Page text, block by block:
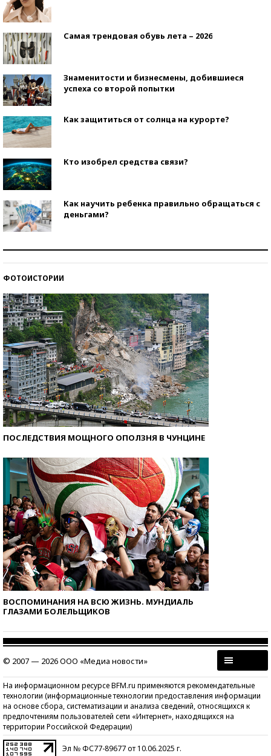
Самая трендовая обувь лета – 2026
Знаменитости и бизнесмены, добившиеся
успеха со второй попытки
Как защититься от солнца на курорте?
Кто изобрел средства связи?
Как научить ребенка правильно обращаться с
деньгами?
ФОТОИСТОРИИ
ПОСЛЕДСТВИЯ МОЩНОГО ОПОЛЗНЯ В ЧУНЦИНЕ
ВОСПОМИНАНИЯ НА ВСЮ ЖИЗНЬ. МУНДИАЛЬ
ГЛАЗАМИ БОЛЕЛЬЩИКОВ
© 2007 — 2026 ООО «Медиа новости»
На информационном ресурсе BFM.ru применяются рекомендательные
технологии (информационные технологии предоставления информации
на основе сбора, систематизации и анализа сведений, относящихся к
предпочтениям пользователей сети «Интернет», находящихся на
территории Российской Федерации)
Эл № ФС77-89677 от 10.06.2025 г.